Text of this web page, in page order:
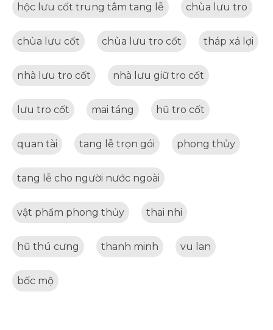
hộc lưu cốt trung tâm tang lễ chùa lưu tro
chùa lưu cốt chùa lưu tro cốt tháp xá lợi
nhà lưu tro cốt nhà lưu giữ tro cốt
lưu tro cốt mai táng hũ tro cốt
quan tài tang lễ trọn gói phong thủy
tang lễ cho người nước ngoài
vật phẩm phong thủy thai nhi
hũ thú cưng thanh minh vu lan
bốc mộ